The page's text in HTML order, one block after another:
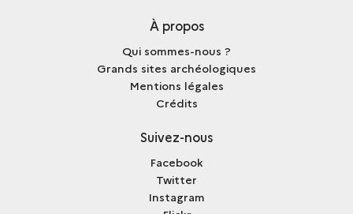
À propos
Qui sommes-nous ?
Grands sites archéologiques
Mentions légales
Crédits
Suivez-nous
Facebook
Twitter
Instagram